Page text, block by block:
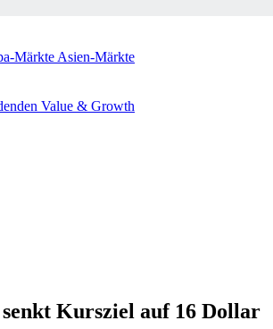
Märkte Asien-Märkte
Value & Growth
Kursziel auf 16 Dollar